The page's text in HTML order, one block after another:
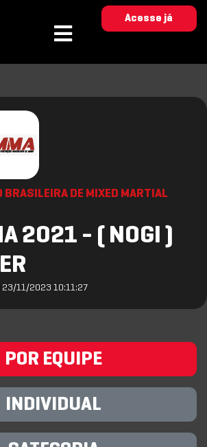
Acesse já
BRASILEIRA DE MIXED MARTIAL
2021 - ( NOGI )
23/11/2023 10:11:27
POR EQUIPE
INDIVIDUAL